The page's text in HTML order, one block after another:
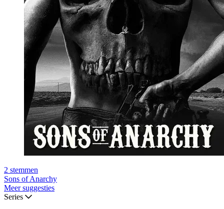
2 stemmen
Sons of Anarchy
Meer suggesties
Series